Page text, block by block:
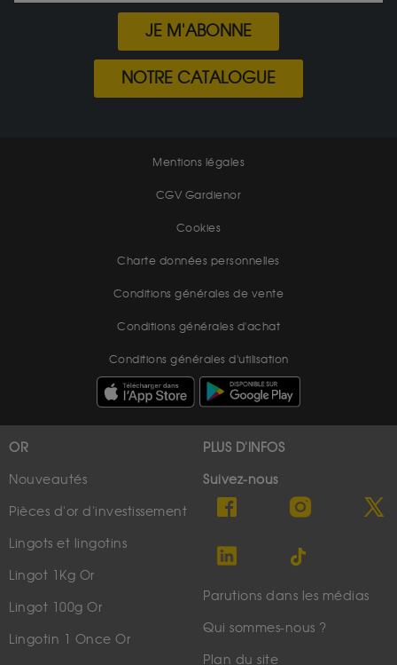
JE M'ABONNE
NOTRE CATALOGUE
Mentions légales
CGV Gardienor
Cookies
Charte données personnelles
Conditions générales de vente
Conditions générales d'achat
Conditions générales d'utilisation
OR
Nouveautés
Pièces d'or d'investissement
Lingots et lingotins
Lingot 1Kg Or
Lingot 100g Or
Lingotin 1 Once Or
PLUS D'INFOS
Suivez-nous
Parutions dans les médias
Qui sommes-nous ?
Plan du site